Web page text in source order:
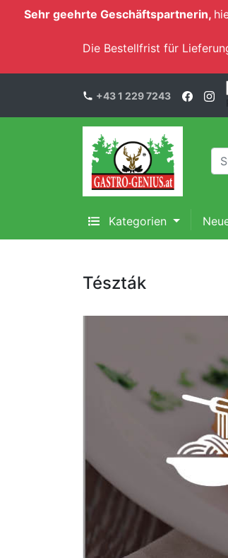
Sehr geehrte Geschäftspartnerin,
Die Bestellfrist für
+43 1 229 7243
Kategorien
Tészták